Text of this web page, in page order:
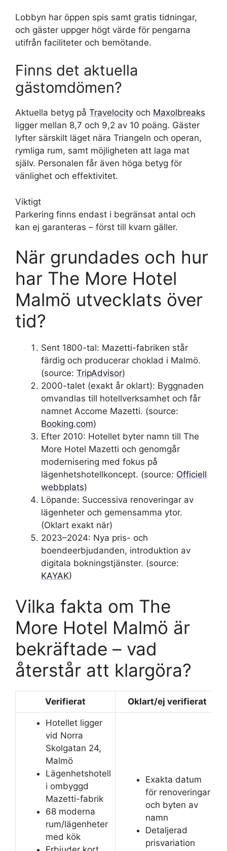
Lobbyn har öppen spis samt gratis tidningar,
och gäster uppger högt värde för pengarna
utifrån faciliteter och bemötande.
Finns det aktuella
gästomdömen?
Aktuella betyg på Travelocity och Maxolbreaks
ligger mellan 8,7 och 9,2 av 10 poäng. Gäster
lyfter särskilt läget nära Triangeln och operan,
rymliga rum, samt möjligheten att laga mat
själv. Personalen får även höga betyg för
vänlighet och effektivitet.
Viktigt
Parkering finns endast i begränsat antal och
kan ej garanteras – först till kvarn gäller.
När grundades och hur
har The More Hotel
Malmö utvecklats över
tid?
Sent 1800-tal: Mazetti-fabriken står
färdig och producerar choklad i Malmö.
(source: TripAdvisor)
2000-talet (exakt år oklart): Byggnaden
omvandlas till hotellverksamhet och får
namnet Accome Mazetti. (source:
Booking.com)
Efter 2010: Hotellet byter namn till The
More Hotel Mazetti och genomgår
modernisering med fokus på
lägenhetshotellkoncept. (source: Officiell
webbplats)
Löpande: Successiva renoveringar av
lägenheter och gemensamma ytor.
(Oklart exakt när)
2023–2024: Nya pris- och
boendeerbjudanden, introduktion av
digitala bokningstjänster. (source:
KAYAK)
Vilka fakta om The
More Hotel Malmö är
bekräftade – vad
återstår att klargöra?
Verifierat Oklart/ej verifierat
Hotellet ligger
vid Norra
Skolgatan 24,
Malmö
Lägenhetshotell
i ombyggd
Mazetti-fabrik
68 moderna
rum/lägenheter
med kök
Exakta datum
för renoveringar
och byten av
namn
Detaljerad
prisvariation